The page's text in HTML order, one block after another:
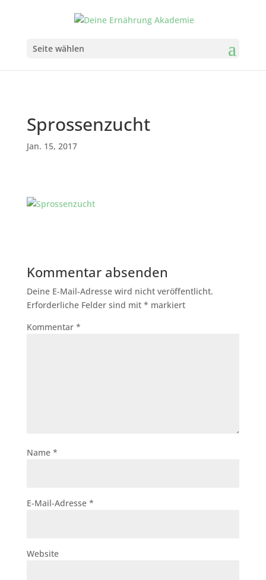
Seite wählen
Sprossenzucht
Jan. 15, 2017
Kommentar absenden
Deine E-Mail-Adresse wird nicht veröffentlicht.
Erforderliche Felder sind mit * markiert
Kommentar *
Name *
E-Mail-Adresse *
Website